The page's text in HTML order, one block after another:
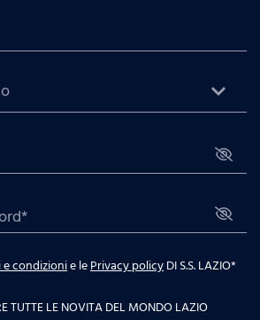
e condizionie lePrivacy policyDI S.S. LAZIO*
TUTTE LE NOVITA DEL MONDO LAZIO